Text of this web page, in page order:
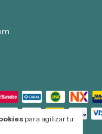
para agilizar tu